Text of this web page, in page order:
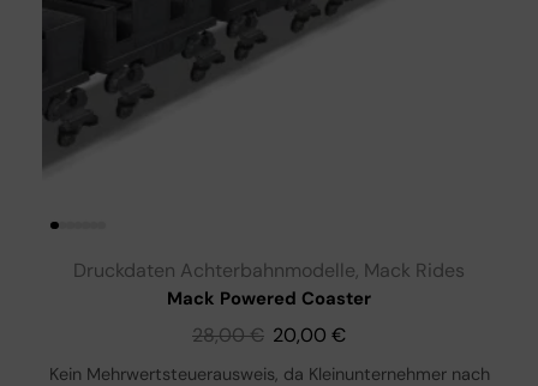
Druckdaten Achterbahnmodelle, Mack Rides
Mack Powered Coaster
28,00€ 20,00 €
Kein Mehrwertsteuerausweis, da Kleinunternehmer nach